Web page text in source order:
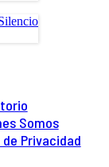
Somos
de Privacidad